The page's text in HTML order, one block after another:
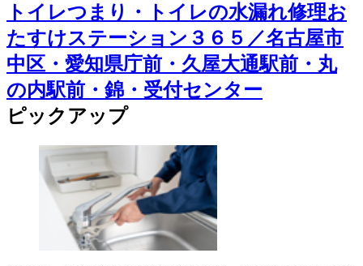
トイレつまり・トイレの水漏れ修理お
たすけステーション３６５／名古屋市
中区・愛知県庁前・久屋大通駅前・丸
の内駅前・錦・受付センター
ピックアップ